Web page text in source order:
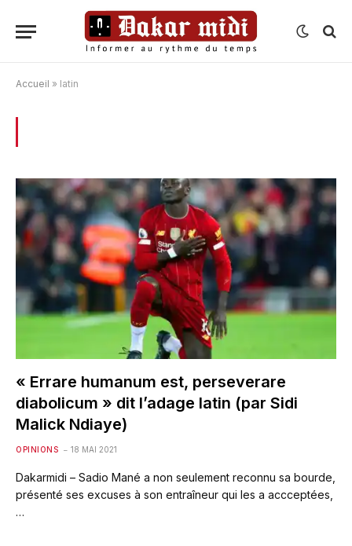
Accueil » latin
« Errare humanum est, perseverare
diabolicum » dit l’adage latin (par Sidi
Malick Ndiaye)
OPINIONS 18 MAI 2021
Dakarmidi – Sadio Mané a non seulement reconnu sa bourde,
présenté ses excuses à son entraîneur qui les a accceptées,
…